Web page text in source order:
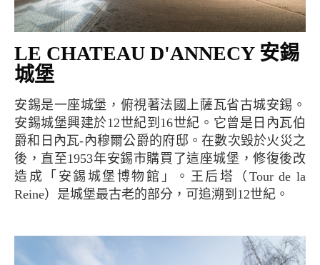
LE CHATEAU D'ANNECY 安錫
城堡
安錫是一座城堡，俯視著法國上薩瓦省古城安錫。
安錫城堡興建於12世紀到16世紀。它曾是日內瓦伯
爵和日內瓦-內穆爾公爵的府邸。在數次毀於火災之
後，直至1953年安錫市購買了這座城堡，修復後改
造成「安錫城堡博物館」。王后塔（Tour de la
Reine）是城堡最古老的部分，可追溯到12世紀。